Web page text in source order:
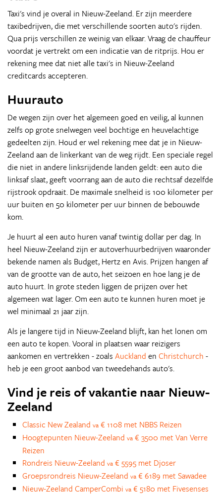
Taxi's vind je overal in Nieuw-Zeeland. Er zijn meerdere
taxibedrijven, die met verschillende soorten auto's rijden.
Qua prijs verschillen ze weinig van elkaar. Vraag de chauffeur
voordat je vertrekt om een indicatie van de ritprijs. Hou er
rekening mee dat niet alle taxi's in Nieuw-Zeeland
creditcards accepteren.
Huurauto
De wegen zijn over het algemeen goed en veilig, al kunnen
zelfs op grote snelwegen veel bochtige en heuvelachtige
gedeelten zijn. Houd er wel rekening mee dat je in Nieuw-
Zeeland aan de linkerkant van de weg rijdt. Een speciale regel
die niet in andere linksrijdende landen geldt: een auto die
linksaf slaat, geeft voorrang aan de auto die rechtsaf dezelfde
rijstrook opdraait. De maximale snelheid is 100 kilometer per
uur buiten en 50 kilometer per uur binnen de bebouwde
kom.
Je huurt al een auto huren vanaf twintig dollar per dag. In
heel Nieuw-Zeeland zijn er autoverhuurbedrijven waaronder
bekende namen als Budget, Hertz en Avis. Prijzen hangen af
van de grootte van de auto, het seizoen en hoe lang je de
auto huurt. In grote steden liggen de prijzen over het
algemeen wat lager. Om een auto te kunnen huren moet je
wel minimaal 21 jaar zijn.
Als je langere tijd in Nieuw-Zeeland blijft, kan het lonen om
een auto te kopen. Vooral in plaatsen waar reizigers
aankomen en vertrekken - zoals Auckland en Christchurch -
heb je een groot aanbod van tweedehands auto's.
Vind je reis of vakantie naar Nieuw-
Zeeland
Classic New Zealand va € 1108 met NBBS Reizen
Hoogtepunten Nieuw-Zeeland va € 3500 met Van Verre
Reizen
Rondreis Nieuw-Zeeland va € 5595 met Djoser
Groepsrondreis Nieuw-Zeeland va € 6189 met Sawadee
Nieuw-Zeeland CamperCombi va € 5180 met Fivesenses